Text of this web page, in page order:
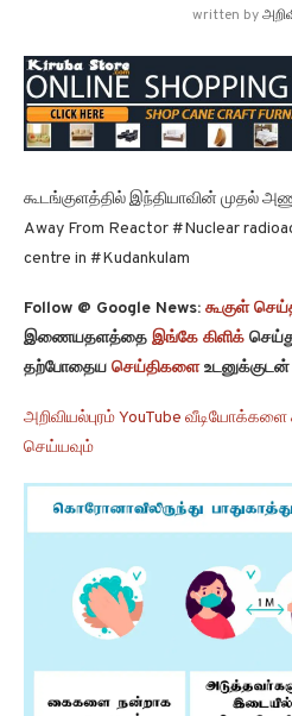
written by
கூடங்குளத்தில் இந்தியாவின் முதல்
Away From Reactor #Nuclear
centre in #Kudankulam
Follow @ Google News: கூகுள்
இணையதளத்தை இங்கே கிளிக்
தற்போதைய செய்திகளை
அறிவியல்புரம் YouTube
செய்யவும்